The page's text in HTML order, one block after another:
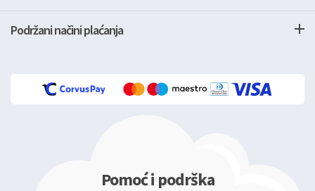
Podržani načini plaćanja
Pomoć i podrška